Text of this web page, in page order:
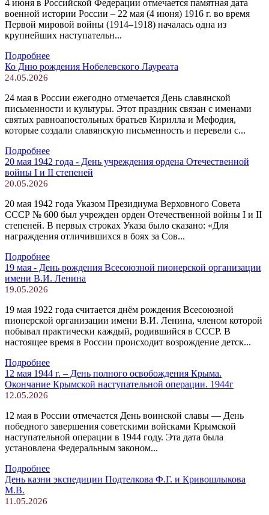
4 июня в Российской Федерации отмечается памятная дата
военной истории России – 22 мая (4 июня) 1916 г. во время
Первой мировой войны (1914–1918) началась одна из
крупнейших наступательн...
Подробнее
Ко Дню рождения Нобелевского Лауреата
24.05.2026
24 мая в России ежегодно отмечается День славянской
письменности и культуры. Этот праздник связан с именами
святых равноапостольных братьев Кирилла и Мефодия,
которые создали славянскую письменность и перевели с...
Подробнее
20 мая 1942 года - День учреждения ордена Отечественной
войны I и II степеней
20.05.2026
20 мая 1942 года Указом Президиума Верховного Совета
СССР № 600 был учрежден орден Отечественной войны I и II
степеней. В первых строках Указа было сказано: «Для
награждения отличившихся в боях за Сов...
Подробнее
19 мая - День рождения Всесоюзной пионерской организации
имени В.И. Ленина
19.05.2026
19 мая 1922 года считается днём рождения Всесоюзной
пионерской организации имени В.И. Ленина, членом которой
побывал практически каждый, родившийся в СССР. В
настоящее время в России происходит возрождение детск...
Подробнее
12 мая 1944 г. – День полного освобождения Крыма.
Окончание Крымской наступательной операции. 1944г
12.05.2026
12 мая в России отмечается День воинской славы — День
победного завершения советскими войсками Крымской
наступательной операции в 1944 году. Эта дата была
установлена Федеральным законом...
Подробнее
День казни экспедиции Подтелкова Ф.Г. и Кривошлыкова
М.В.
11.05.2026